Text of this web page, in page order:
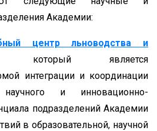
Академии:
центр льноводства и
является
интеграции и координации
и инновационно-
подразделений Академии
в образовательной, научной